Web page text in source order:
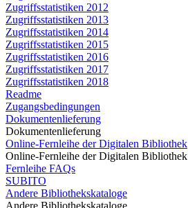
Zugriffsstatistiken 2012
Zugriffsstatistiken 2013
Zugriffsstatistiken 2014
Zugriffsstatistiken 2015
Zugriffsstatistiken 2016
Zugriffsstatistiken 2017
Zugriffsstatistiken 2018
Readme
Zugangsbedingungen
Dokumentenlieferung
Dokumentenlieferung
Online-Fernleihe der Digitalen Bibliothek
Online-Fernleihe der Digitalen Bibliothek
Fernleihe FAQs
SUBITO
Andere Bibliothekskataloge
Andere Bibliothekskataloge